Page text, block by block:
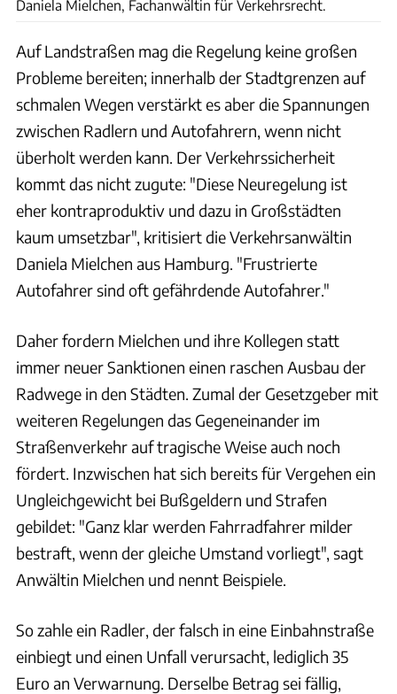
Daniela Mielchen, Fachanwältin für Verkehrsrecht.
Auf Landstraßen mag die Regelung keine großen
Probleme bereiten; innerhalb der Stadtgrenzen auf
schmalen Wegen verstärkt es aber die Spannungen
zwischen Radlern und Autofahrern, wenn nicht
überholt werden kann. Der Verkehrssicherheit
kommt das nicht zugute: "Diese Neuregelung ist
eher kontraproduktiv und dazu in Großstädten
kaum umsetzbar", kritisiert die Verkehrsanwältin
Daniela Mielchen aus Hamburg. "Frustrierte
Autofahrer sind oft gefährdende Autofahrer."
Daher fordern Mielchen und ihre Kollegen statt
immer neuer Sanktionen einen raschen Ausbau der
Radwege in den Städten. Zumal der Gesetzgeber mit
weiteren Regelungen das Gegeneinander im
Straßenverkehr auf tragische Weise auch noch
fördert. Inzwischen hat sich bereits für Vergehen ein
Ungleichgewicht bei Bußgeldern und Strafen
gebildet: "Ganz klar werden Fahrradfahrer milder
bestraft, wenn der gleiche Umstand vorliegt", sagt
Anwältin Mielchen und nennt Beispiele.
So zahle ein Radler, der falsch in eine Einbahnstraße
einbiegt und einen Unfall verursacht, lediglich 35
Euro an Verwarnung. Derselbe Betrag sei fällig,